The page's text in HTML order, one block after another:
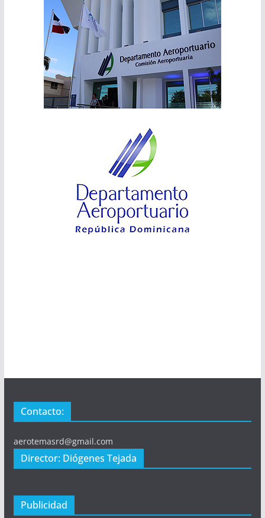
Contacto:
aerotemasrd@gmail.com
Director: Diógenes Tejada
Publicidad